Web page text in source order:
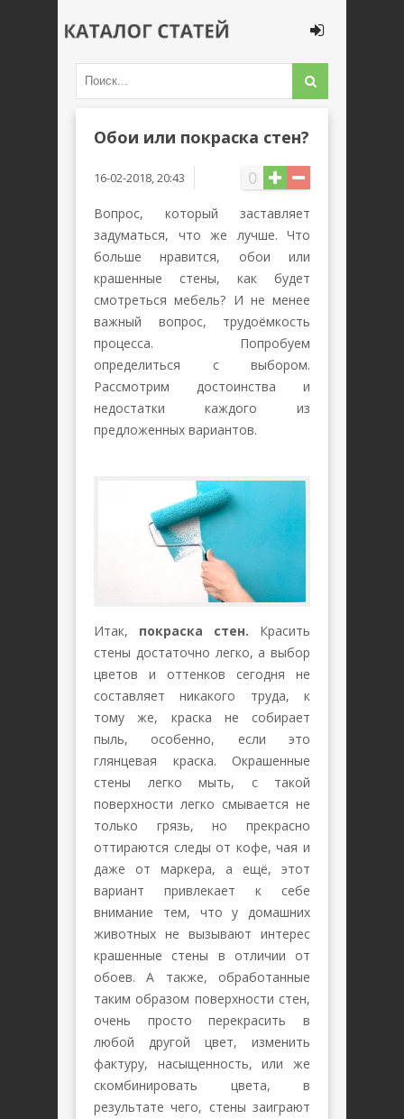
Обои или покраска стен?
0
16-02-2018, 20:43
Вопрос, который заставляет
задуматься, что же лучше. Что
больше нравится, обои или
крашенные стены, как будет
смотреться мебель? И не менее
важный вопрос, трудоёмкость
процесса. Попробуем
определиться с выбором.
Рассмотрим достоинства и
недостатки каждого из
предложенных вариантов.
Итак, покраска стен. Красить
стены достаточно легко, а выбор
цветов и оттенков сегодня не
составляет никакого труда, к
тому же, краска не собирает
пыль, особенно, если это
глянцевая краска. Окрашенные
стены легко мыть, с такой
поверхности легко смывается не
только грязь, но прекрасно
оттираются следы от кофе, чая и
даже от маркера, а ещё, этот
вариант привлекает к себе
внимание тем, что у домашних
животных не вызывают интерес
крашенные стены в отличии от
обоев. А также, обработанные
таким образом поверхности стен,
очень просто перекрасить в
любой другой цвет, изменить
фактуру, насыщенность, или же
скомбинировать цвета, в
результате чего, стены заиграют